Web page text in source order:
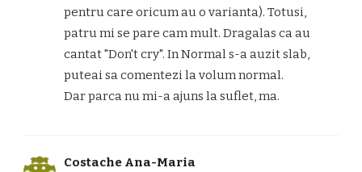
pentru care oricum au o varianta). Totusi,
patru mi se pare cam mult. Dragalas ca au
cantat "Don't cry". In Normal s-a auzit slab,
puteai sa comentezi la volum normal.
Dar parca nu mi-a ajuns la suflet, ma.
Costache Ana-Maria